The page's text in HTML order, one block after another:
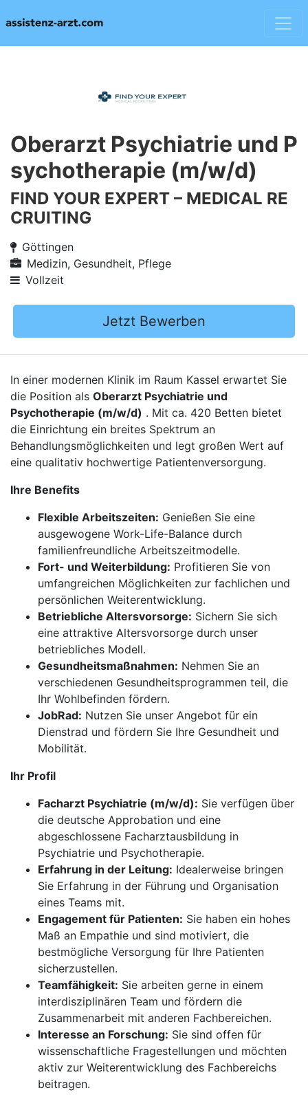
Oberarzt Psychiatrie und P
sychotherapie (m/w/d)
FIND YOUR EXPERT – MEDICAL RE
CRUITING
Göttingen
Medizin, Gesundheit, Pflege
Vollzeit
Jetzt Bewerben
In einer modernen Klinik im Raum Kassel erwartet Sie
die Position als Oberarzt Psychiatrie und
Psychotherapie (m/w/d) . Mit ca. 420 Betten bietet
die Einrichtung ein breites Spektrum an
Behandlungsmöglichkeiten und legt großen Wert auf
eine qualitativ hochwertige Patientenversorgung.
Ihre Benefits
Flexible Arbeitszeiten: Genießen Sie eine
ausgewogene Work-Life-Balance durch
familienfreundliche Arbeitszeitmodelle.
Fort- und Weiterbildung: Profitieren Sie von
umfangreichen Möglichkeiten zur fachlichen und
persönlichen Weiterentwicklung.
Betriebliche Altersvorsorge: Sichern Sie sich
eine attraktive Altersvorsorge durch unser
betriebliches Modell.
Gesundheitsmaßnahmen: Nehmen Sie an
verschiedenen Gesundheitsprogrammen teil, die
Ihr Wohlbefinden fördern.
JobRad: Nutzen Sie unser Angebot für ein
Dienstrad und fördern Sie Ihre Gesundheit und
Mobilität.
Ihr Profil
Facharzt Psychiatrie (m/w/d): Sie verfügen über
die deutsche Approbation und eine
abgeschlossene Facharztausbildung in
Psychiatrie und Psychotherapie.
Erfahrung in der Leitung: Idealerweise bringen
Sie Erfahrung in der Führung und Organisation
eines Teams mit.
Engagement für Patienten: Sie haben ein hohes
Maß an Empathie und sind motiviert, die
bestmögliche Versorgung für Ihre Patienten
sicherzustellen.
Teamfähigkeit: Sie arbeiten gerne in einem
interdisziplinären Team und fördern die
Zusammenarbeit mit anderen Fachbereichen.
Interesse an Forschung: Sie sind offen für
wissenschaftliche Fragestellungen und möchten
aktiv zur Weiterentwicklung des Fachbereichs
beitragen.